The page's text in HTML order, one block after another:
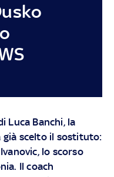
Luca Banchi, la
già scelto il sostituto:
lo scorso
Il coach